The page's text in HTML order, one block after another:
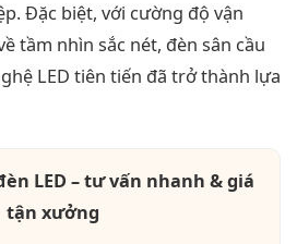
Đặc biệt, với cường độ vận
tầm nhìn sắc nét, đèn sân cầu
LED tiên tiến đã trở thành lựa
LED – tư vấn nhanh & giá
tận xưởng